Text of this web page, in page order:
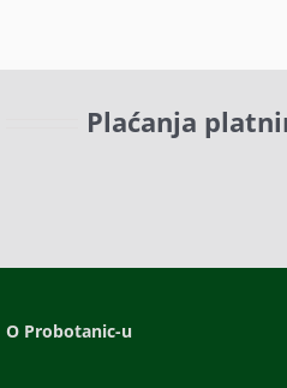
Plaćanja
O Probotanic-u